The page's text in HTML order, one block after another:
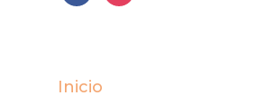
Inicio